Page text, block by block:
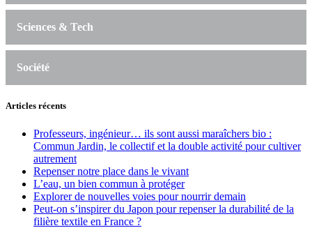
Sciences & Tech
Société
Articles récents
Professeurs, ingénieur… ils sont aussi maraîchers bio :
Commun Jardin, le collectif et la double activité pour cultiver
autrement
Repenser notre place dans le vivant
L’eau, un bien commun à protéger
Explorer de nouvelles voies pour nourrir demain
Peut‑on s’inspirer du Japon pour repenser la durabilité de la
filière textile en France ?